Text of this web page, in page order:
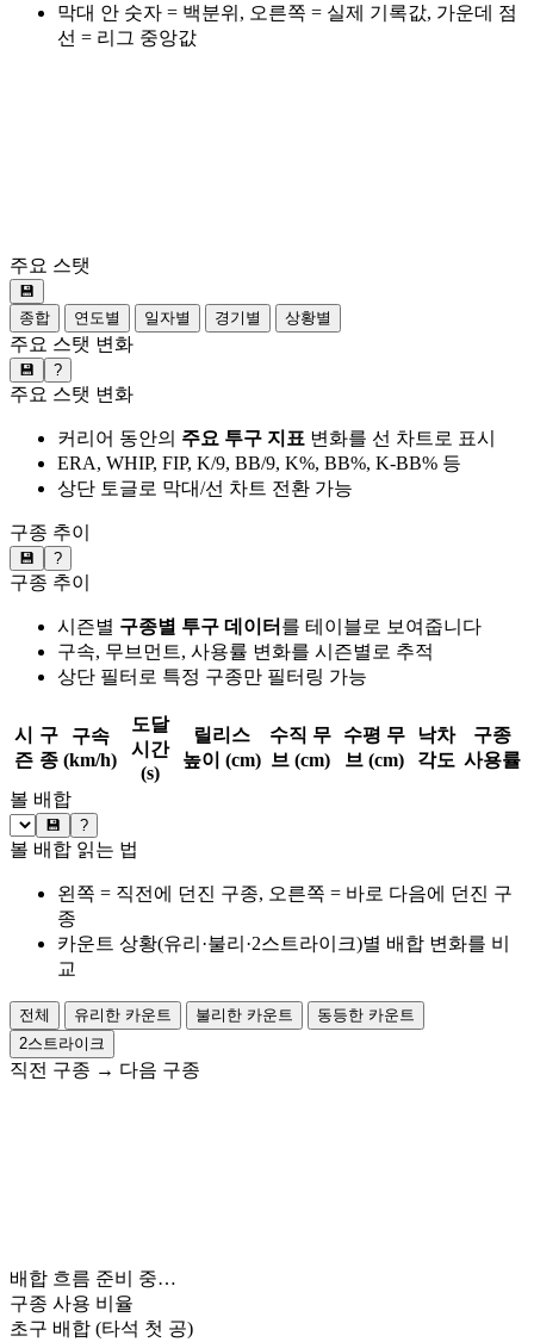
막대 안 숫자 = 백분위, 오른쪽 = 실제 기록값, 가운데 점
선 = 리그 중앙값
주요 스탯
💾
종합
연도별 일자별 경기별 상황별
주요 스탯 변화
💾 ?
주요 스탯 변화
커리어 동안의 주요 투구 지표 변화를 선 차트로 표시
ERA, WHIP, FIP, K/9, BB/9, K%, BB%, K-BB% 등
상단 토글로 막대/선 차트 전환 가능
구종 추이
💾 ?
구종 추이
시즌별 구종별 투구 데이터 를 테이블로 보여줍니다
구속, 무브먼트, 사용률 변화를 시즌별로 추적
상단 필터로 특정 구종만 필터링 가능
시
즌
구
종
구속
(km/h)
도달
시간
(s)
릴리스
높이 (cm)
수직 무
브 (cm)
수평 무
브 (cm)
낙차
각도
구종
사용률
볼 배합
💾 ?
볼 배합 읽는 법
왼쪽 = 직전에 던진 구종, 오른쪽 = 바로 다음에 던진 구
종
카운트 상황(유리·불리·2스트라이크)별 배합 변화를 비
교
전체 유리한 카운트 불리한 카운트
동등한 카운트
2스트라이크
직전 구종 → 다음 구종
배합 흐름 준비 중…
구종 사용 비율
초구 배합 (타석 첫 공)